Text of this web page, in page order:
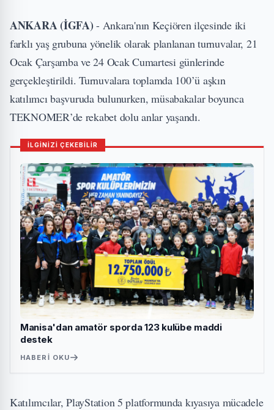
ANKARA (İGFA)- Ankara'nın Keçiören ilçesinde iki
farklı yaş grubuna yönelik olarak planlanan turnuvalar, 21
Ocak Çarşamba ve 24 Ocak Cumartesi günlerinde
gerçekleştirildi. Turnuvalara toplamda 100’ü aşkın
katılımcı başvuruda bulunurken, müsabakalar boyunca
TEKNOMER’de rekabet dolu anlar yaşandı.
İLGİNİZİ ÇEKEBİLİR
Manisa'dan amatör sporda 123 kulübe maddi
destek
HABERI OKU
Katılımcılar, PlayStation 5 platformunda kıyasıya mücadele